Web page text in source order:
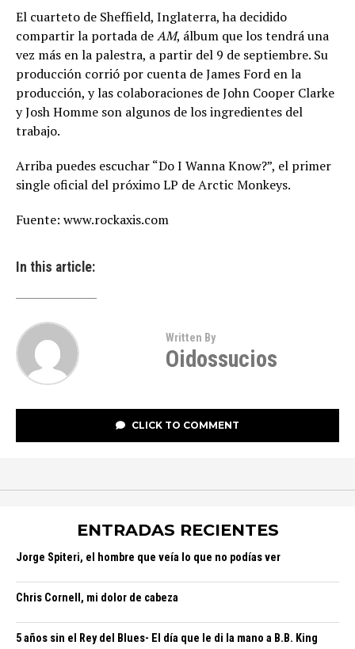
El cuarteto de Sheffield, Inglaterra, ha decidido
compartir la portada deAM, álbum que los tendrá una
vez más en la palestra, a partir del 9 de septiembre. Su
producción corrió por cuenta de James Ford en la
producción, y las colaboraciones de John Cooper Clarke
y Josh Homme son algunos de los ingredientes del
trabajo.
Arriba puedes escuchar “Do I Wanna Know?”, el primer
single oficial del próximo LP de Arctic Monkeys.
Fuente: www.rockaxis.com
In this article:
Written By
Oidossucios
CLICK TO COMMENT
ENTRADAS RECIENTES
Jorge Spiteri, el hombre que veía lo que no podías ver
Chris Cornell, mi dolor de cabeza
5 años sin el Rey del Blues- El día que le di la mano a B.B. King